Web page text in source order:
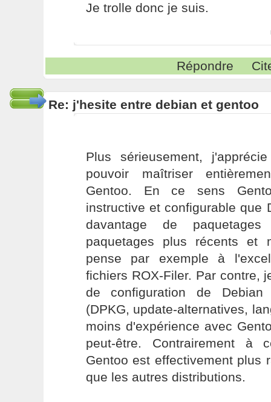
Je trolle donc je suis.
Répondre
Re: j'hesite entre debian et gentoo
Plus sérieusement,
pouvoir maîtriser
Gentoo. En ce sens
instructive et configurable que
davantage de
paquetages plus récents et
pense par exemple à
fichiers ROX-Filer. Par contre,
de configuration de
(DPKG, update-alternatives,
moins d'expérience avec
peut-être. Contrairement à
Gentoo est effectivement plus
que les autres distributions.